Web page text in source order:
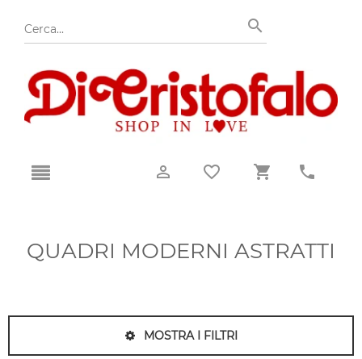
QUADRI MODERNI ASTRATTI
MOSTRA I FILTRI